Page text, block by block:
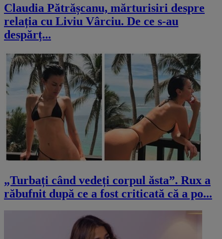
Claudia Pătrășcanu, mărturisiri despre
relația cu Liviu Vârciu. De ce s-au
despărț...
„Turbați când vedeți corpul ăsta”. Rux a
răbufnit după ce a fost criticată că a po...